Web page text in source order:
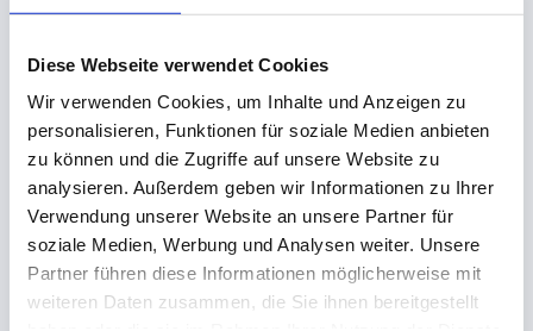
Diese Webseite verwendet Cookies
Wir verwenden Cookies, um Inhalte und Anzeigen zu
personalisieren, Funktionen für soziale Medien anbieten
zu können und die Zugriffe auf unsere Website zu
analysieren. Außerdem geben wir Informationen zu Ihrer
Verwendung unserer Website an unsere Partner für
soziale Medien, Werbung und Analysen weiter. Unsere
Partner führen diese Informationen möglicherweise mit
weiteren Daten zusammen, die Sie ihnen bereitgestellt
DACHSER & KOLB GmbH & Co. KG
Gründungsjahr
1959